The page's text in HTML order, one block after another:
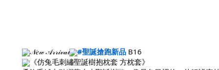
𝒩𝑒𝓌 𝒜𝓇𝓇𝒾𝓋𝒶𝓁 #聖誕搶跑新品 B16
《仿兔毛刺繡聖誕樹抱枕套 方枕套》